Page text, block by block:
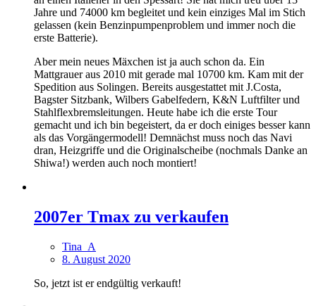
Jahre und 74000 km begleitet und kein einziges Mal im Stich
gelassen (kein Benzinpumpenproblem und immer noch die
erste Batterie).
Aber mein neues Mäxchen ist ja auch schon da. Ein
Mattgrauer aus 2010 mit gerade mal 10700 km. Kam mit der
Spedition aus Solingen. Bereits ausgestattet mit J.Costa,
Bagster Sitzbank, Wilbers Gabelfedern, K&N Luftfilter und
Stahlflexbremsleitungen. Heute habe ich die erste Tour
gemacht und ich bin begeistert, da er doch einiges besser kann
als das Vorgängermodell! Demnächst muss noch das Navi
dran, Heizgriffe und die Originalscheibe (nochmals Danke an
Shiwa!) werden auch noch montiert!
2007er Tmax zu verkaufen
Tina_A
8. August 2020
So, jetzt ist er endgültig verkauft!